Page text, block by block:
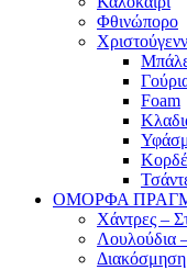
Φθινώπορο
Foam
ΟΜΟΡΦΑ
Χάντρες –
Λουλούδια
Διακόσμηση